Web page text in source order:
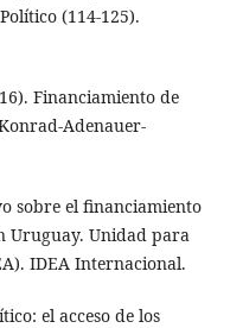
(114-125).
Financiamiento de
Adenauer-
sobre el financiamiento
Uruguay. Unidad para
IDEA Internacional.
el acceso de los